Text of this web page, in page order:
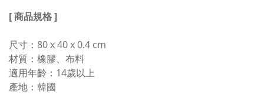
[ 商品規格 ]
尺寸：80 x 40 x 0.4 cm
材質：橡膠、布料
適用年齡：14歲以上
產地：韓國